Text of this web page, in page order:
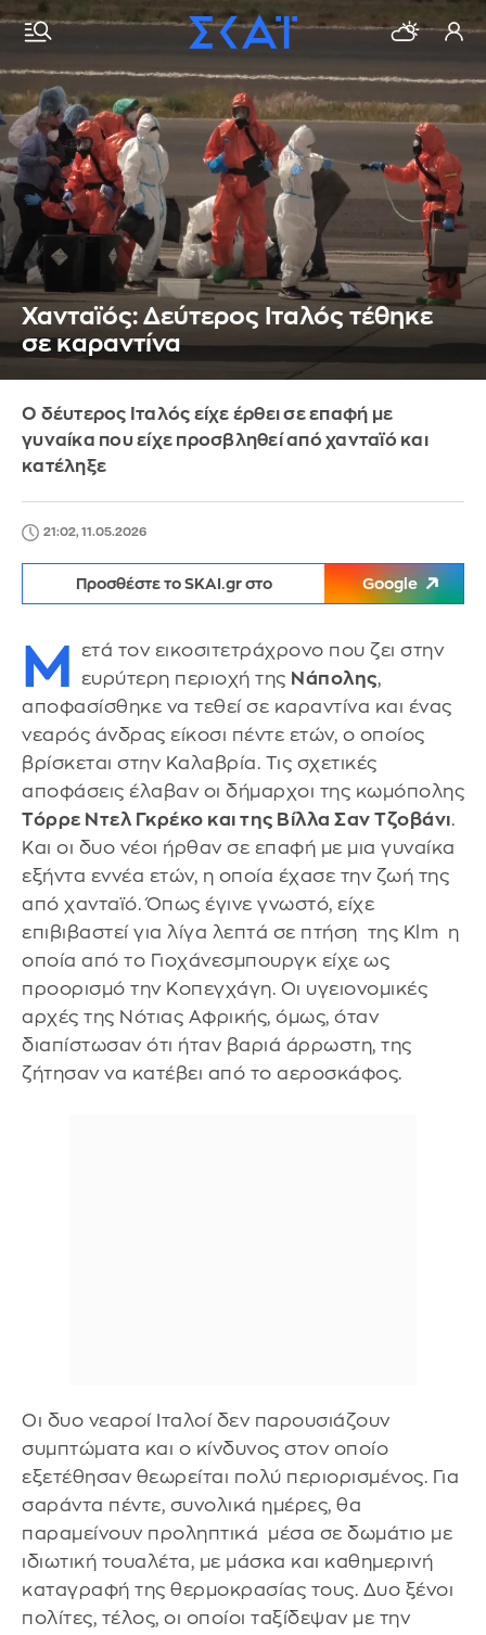
Χανταϊός: Δεύτερος Ιταλός τέθηκε
σε καραντίνα
Ο δέυτερος Ιταλός είχε έρθει σε επαφή με
γυναίκα που είχε προσβληθεί από χανταϊό και
κατέληξε
21:02, 11.05.2026
Προσθέστε το SKAI.gr στο Google
Μ
ετά τον εικοσιτετράχρονο που ζει στην
ευρύτερη περιοχή της Νάπολης,
αποφασίσθηκε να τεθεί σε καραντίνα και ένας
νεαρός άνδρας είκοσι πέντε ετών, ο οποίος
βρίσκεται στην Καλαβρία. Τις σχετικές
αποφάσεις έλαβαν οι δήμαρχοι της κωμόπολης
Τόρρε Ντελ Γκρέκο και της Βίλλα Σαν Τζοβάνι.
Και οι δυο νέοι ήρθαν σε επαφή με μια γυναίκα
εξήντα εννέα ετών, η οποία έχασε την ζωή της
από χανταϊό. Όπως έγινε γνωστό, είχε
επιβιβαστεί για λίγα λεπτά σε πτήση της Klm η
οποία από το Γιοχάνεσμπουργκ είχε ως
προορισμό την Κοπεγχάγη. Οι υγειονομικές
αρχές της Νότιας Αφρικής, όμως, όταν
διαπίστωσαν ότι ήταν βαριά άρρωστη, της
ζήτησαν να κατέβει από το αεροσκάφος.
Οι δυο νεαροί Ιταλοί δεν παρουσιάζουν
συμπτώματα και ο κίνδυνος στον οποίο
εξετέθησαν θεωρείται πολύ περιορισμένος. Για
σαράντα πέντε, συνολικά ημέρες, θα
παραμείνουν προληπτικά μέσα σε δωμάτιο με
ιδιωτική τουαλέτα, με μάσκα και καθημερινή
καταγραφή της θερμοκρασίας τους. Δυο ξένοι
πολίτες, τέλος, οι οποίοι ταξίδεψαν με την